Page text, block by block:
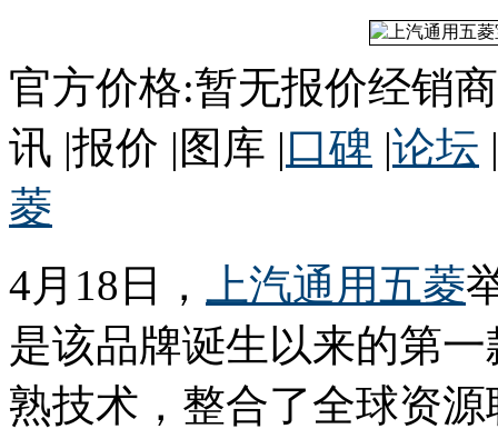
官方价格:暂无报价经销
讯 |报价 |图库 |口碑 |论坛
菱
4月18日，
上汽通用五菱
是该品牌诞生以来的第一
熟技术，整合了全球资